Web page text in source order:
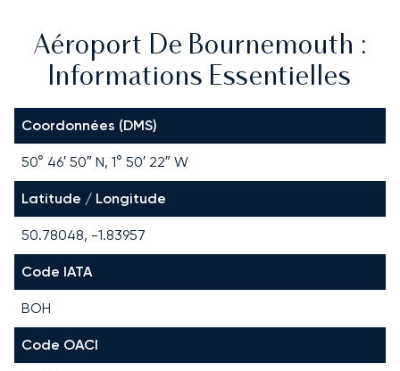
Aéroport De Bournemouth :
Informations Essentielles
Coordonnées (DMS)
50° 46′ 50″ N, 1° 50′ 22″ W
Latitude / Longitude
50.78048, -1.83957
Code IATA
BOH
Code OACI